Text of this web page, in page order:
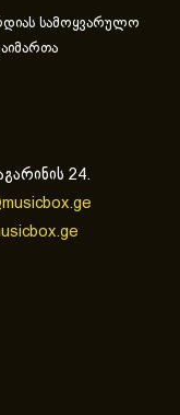
სამოყვარულო
24.